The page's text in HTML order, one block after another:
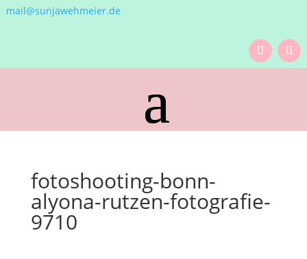
mail@sunjawehmeier.de
fotoshooting-bonn-
alyona-rutzen-fotografie-
9710